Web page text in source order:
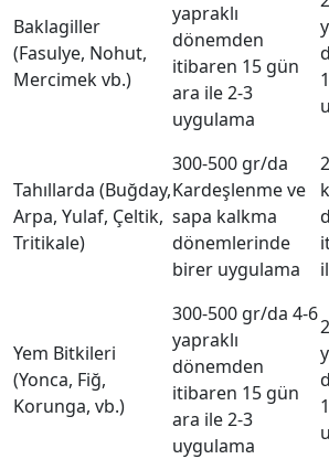
Baklagiller
(Fasulye, Nohut,
Mercimek vb.)
yapraklı
dönemden
itibaren 15 gün
ara ile 2-3
uygulama
Tahıllarda (Buğday,
Arpa, Yulaf, Çeltik,
Tritikale)
300-500 gr/da
Kardeşlenme ve
sapa kalkma
dönemlerinde
birer uygulama
Yem Bitkileri
(Yonca, Fiğ,
Korunga, vb.)
300-500 gr/da 4-6
yapraklı
dönemden
itibaren 15 gün
ara ile 2-3
uygulama